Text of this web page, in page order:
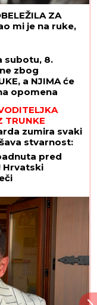
ZA
mi je na ruke,
subotu, 8.
zbog
a NJIMA će
opomena
TRUNKE
zumira svaki
stvarnost:
potreban"
pred
Hrvatski